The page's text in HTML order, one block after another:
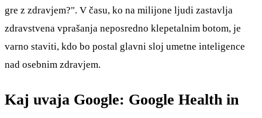
gre z zdravjem?". V času, ko na milijone ljudi zastavlja
zdravstvena vprašanja neposredno klepetalnim botom, je
varno staviti, kdo bo postal glavni sloj umetne inteligence
nad osebnim zdravjem.
Kaj uvaja Google: Google Health in